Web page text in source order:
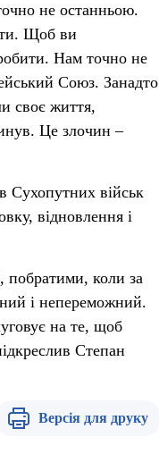
не останньою.
Щоб ви
Нам точно не
Союз. Занадто
своє життя,
Це злочин –
Сухопутних військ
відновлення і
побратими, коли за
і непереможний.
на те, щоб
Степан
Версія для друку